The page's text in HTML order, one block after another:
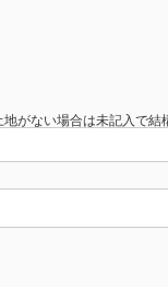
がない場合は未記入で結